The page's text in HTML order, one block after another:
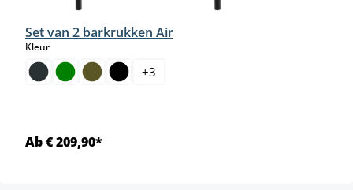
Set van 2 barkrukken Air
Kleurselect
+3
Ab € 209,90*